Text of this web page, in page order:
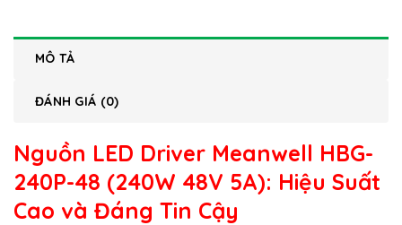
MÔ TẢ
ĐÁNH GIÁ (0)
Nguồn LED Driver Meanwell HBG-
240P-48 (240W 48V 5A): Hiệu Suất
Cao và Đáng Tin Cậy